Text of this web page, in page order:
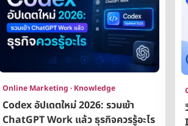
Online Marketing · Knowledge
Codex อัปเดตใหม่ 2026: รวมเข้า
ChatGPT Work แล้ว ธุรกิจควรรู้อะไร